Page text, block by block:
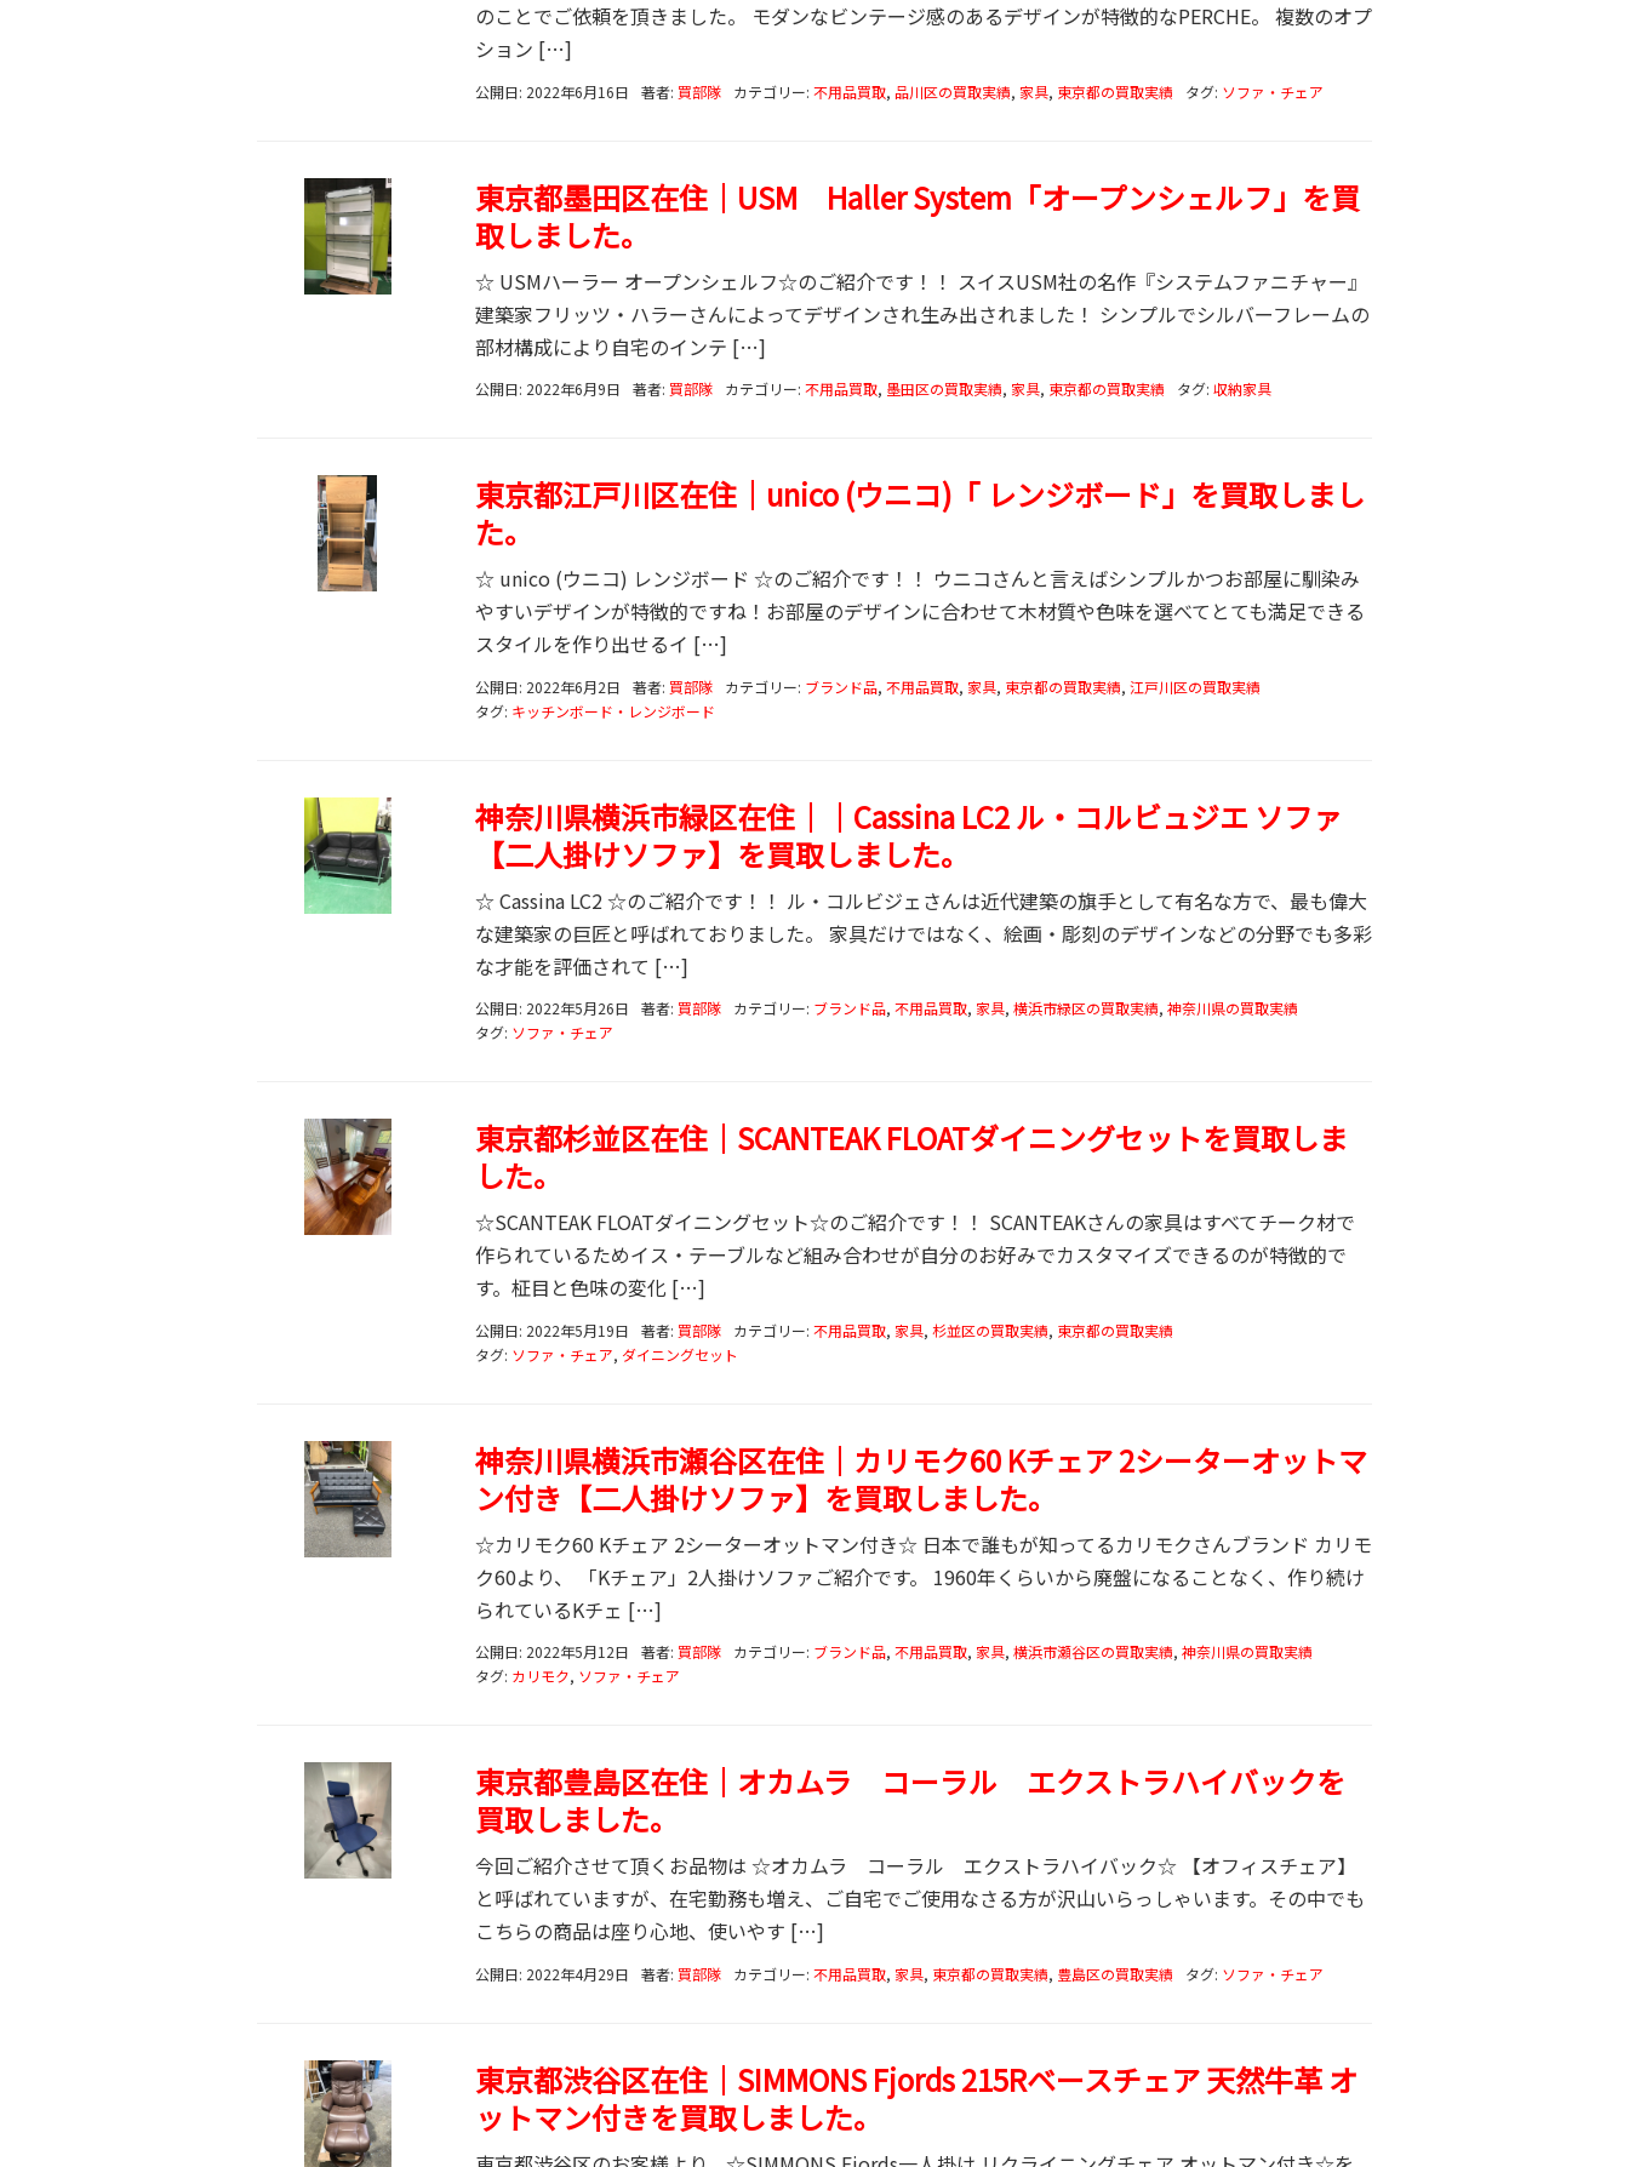
のことでご依頼を頂きました。 モダンなビンテージ感のあるデザインが特徴的なPERCHE。 複数のオプ
ション […]
公開日: 2022年6月16日 著者: 買部隊 カテゴリー: 不用品買取, 品川区の買取実績, 家具, 東京都の買取実績 タグ: ソファ・チェア
東京都墨田区在住｜USM Haller System「オープンシェルフ」を買
取しました。
☆ USMハーラー オープンシェルフ☆のご紹介です！！ スイスUSM社の名作『システムファニチャー』
建築家フリッツ・ハラーさんによってデザインされ生み出されました！ シンプルでシルバーフレームの
部材構成により自宅のインテ […]
公開日: 2022年6月9日 著者: 買部隊 カテゴリー: 不用品買取, 墨田区の買取実績, 家具, 東京都の買取実績 タグ: 収納家具
東京都江戸川区在住｜unico (ウニコ)「 レンジボード」を買取しまし
た。
☆ unico (ウニコ) レンジボード ☆のご紹介です！！ ウニコさんと言えばシンプルかつお部屋に馴染み
やすいデザインが特徴的ですね！お部屋のデザインに合わせて木材質や色味を選べてとても満足できる
スタイルを作り出せるイ […]
公開日: 2022年6月2日 著者: 買部隊 カテゴリー: ブランド品, 不用品買取, 家具, 東京都の買取実績, 江戸川区の買取実績
タグ: キッチンボード・レンジボード
神奈川県横浜市緑区在住｜｜Cassina LC2 ル・コルビュジエ ソファ
【二人掛けソファ】を買取しました。
☆ Cassina LC2 ☆のご紹介です！！ ル・コルビジェさんは近代建築の旗手として有名な方で、最も偉大
な建築家の巨匠と呼ばれておりました。 家具だけではなく、絵画・彫刻のデザインなどの分野でも多彩
な才能を評価されて […]
公開日: 2022年5月26日 著者: 買部隊 カテゴリー: ブランド品, 不用品買取, 家具, 横浜市緑区の買取実績, 神奈川県の買取実績
タグ: ソファ・チェア
東京都杉並区在住｜SCANTEAK FLOATダイニングセットを買取しま
した。
☆SCANTEAK FLOATダイニングセット☆のご紹介です！！ SCANTEAKさんの家具はすべてチーク材で
作られているためイス・テーブルなど組み合わせが自分のお好みでカスタマイズできるのが特徴的で
す。柾目と色味の変化 […]
公開日: 2022年5月19日 著者: 買部隊 カテゴリー: 不用品買取, 家具, 杉並区の買取実績, 東京都の買取実績
タグ: ソファ・チェア, ダイニングセット
神奈川県横浜市瀬谷区在住｜カリモク60 Kチェア 2シーターオットマ
ン付き【二人掛けソファ】を買取しました。
☆カリモク60 Kチェア 2シーターオットマン付き☆ 日本で誰もが知ってるカリモクさんブランド カリモ
ク60より、 「Kチェア」2人掛けソファご紹介です。 1960年くらいから廃盤になることなく、作り続け
られているKチェ […]
公開日: 2022年5月12日 著者: 買部隊 カテゴリー: ブランド品, 不用品買取, 家具, 横浜市瀬谷区の買取実績, 神奈川県の買取実績
タグ: カリモク, ソファ・チェア
東京都豊島区在住｜オカムラ コーラル エクストラハイバックを
買取しました。
今回ご紹介させて頂くお品物は ☆オカムラ コーラル エクストラハイバック☆ 【オフィスチェア】
と呼ばれていますが、在宅勤務も増え、ご自宅でご使用なさる方が沢山いらっしゃいます。その中でも
こちらの商品は座り心地、使いやす […]
公開日: 2022年4月29日 著者: 買部隊 カテゴリー: 不用品買取, 家具, 東京都の買取実績, 豊島区の買取実績 タグ: ソファ・チェア
東京都渋谷区在住｜SIMMONS Fjords 215Rベースチェア 天然牛革 オ
ットマン付きを買取しました。